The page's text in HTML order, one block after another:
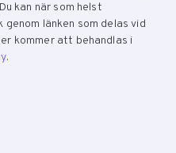
kan när som helst
länken som delas vid
kommer att behandlas i
.